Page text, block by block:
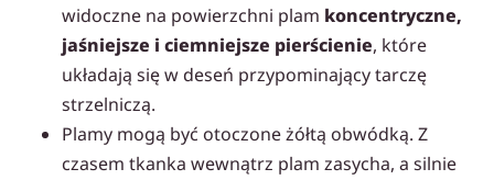
widoczne na powierzchni plam koncentryczne,
jaśniejsze i ciemniejsze pierścienie, które
układają się w deseń przypominający tarczę
strzelniczą.
Plamy mogą być otoczone żółtą obwódką. Z
czasem tkanka wewnątrz plam zasycha, a silnie